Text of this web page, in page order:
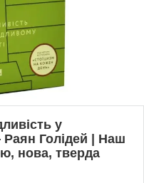
у
Раян Голідей | Наш
нова, тверда